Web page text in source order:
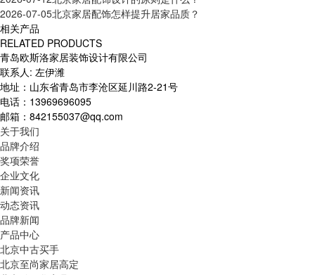
2026-07-05北京家居配饰怎样提升居家品质？
相关产品
RELATED PRODUCTS
青岛欧斯洛家居装饰设计有限公司
联系人: 左伊潍
地址：山东省青岛市李沧区延川路2-21号
电话：13969696095
邮箱：842155037@qq.com
关于我们
品牌介绍
奖项荣誉
企业文化
新闻资讯
动态资讯
品牌新闻
产品中心
北京中古买手
北京至尚家居高定